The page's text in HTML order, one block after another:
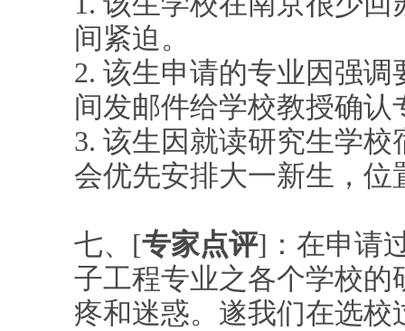
间紧迫。
2. 该生申请的专业因强
间发邮件给学校教授
3. 该生因就读研究生学
会优先安排大一新生，
七、[专家点评]：在申请
子工程专业之各个学校
疼和迷惑。遂我们在选